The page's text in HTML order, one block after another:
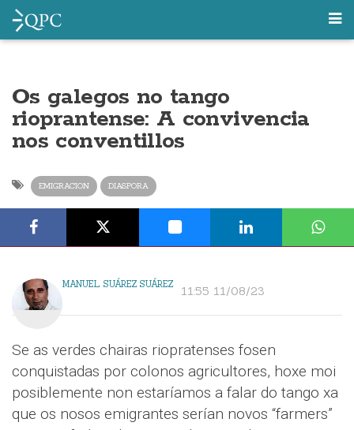
Os galegos no tango
rioprantense: A convivencia
nos conventillos
EMIGRACION DIASPORA
MANUEL SUÁREZ SUÁREZ 11:55 11/08/23
Se as verdes chairas riopratenses fosen
conquistadas por colonos agricultores, hoxe moi
posiblemente non estaríamos a falar do tango xa
que os nosos emigrantes serían novos “farmers”